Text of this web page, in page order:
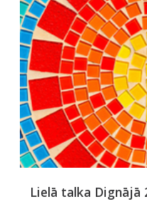
Lielā talka Dignājā